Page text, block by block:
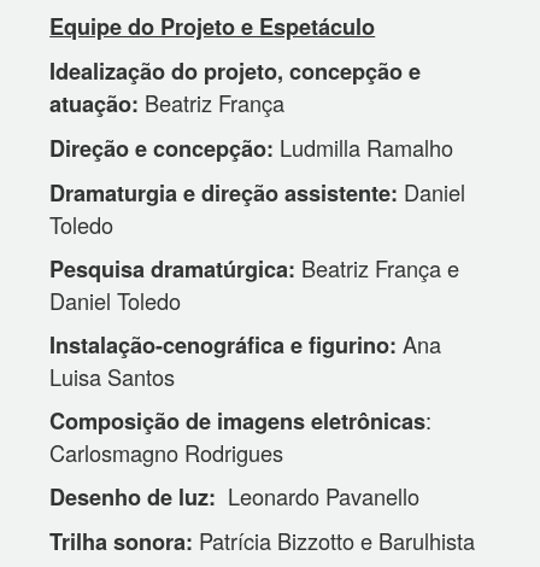
Equipe do Projeto e Espetáculo
Idealização do projeto, concepção e
atuação: Beatriz França
Direção e concepção: Ludmilla Ramalho
Dramaturgia e direção assistente: Daniel
Toledo
Pesquisa dramatúrgica: Beatriz França e
Daniel Toledo
Instalação-cenográfica e figurino: Ana
Luisa Santos
Composição de imagens eletrônicas:
Carlosmagno Rodrigues
Desenho de luz: Leonardo Pavanello
Trilha sonora: Patrícia Bizzotto e Barulhista